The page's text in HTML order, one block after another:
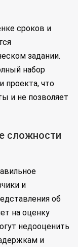
сроков и
задании.
набор
проекта, что
и не позволяет
сложности
и
об
на оценку
недооценить
и